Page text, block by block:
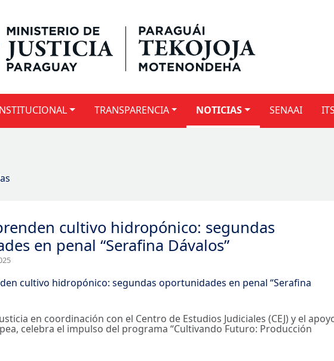
TRANSPARENCIA NOTICIAS SENAAI
cultivo hidropónico: segundas
en penal “Serafina Dávalos”
en coordinación con el Centro de Estudios Judiciales (CEJ) y el
celebra el impulso del programa “Cultivando Futuro: Producción